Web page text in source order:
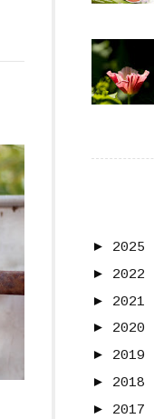
► 2025
► 2022
► 2021
► 2020
► 2019
► 2018
► 2017